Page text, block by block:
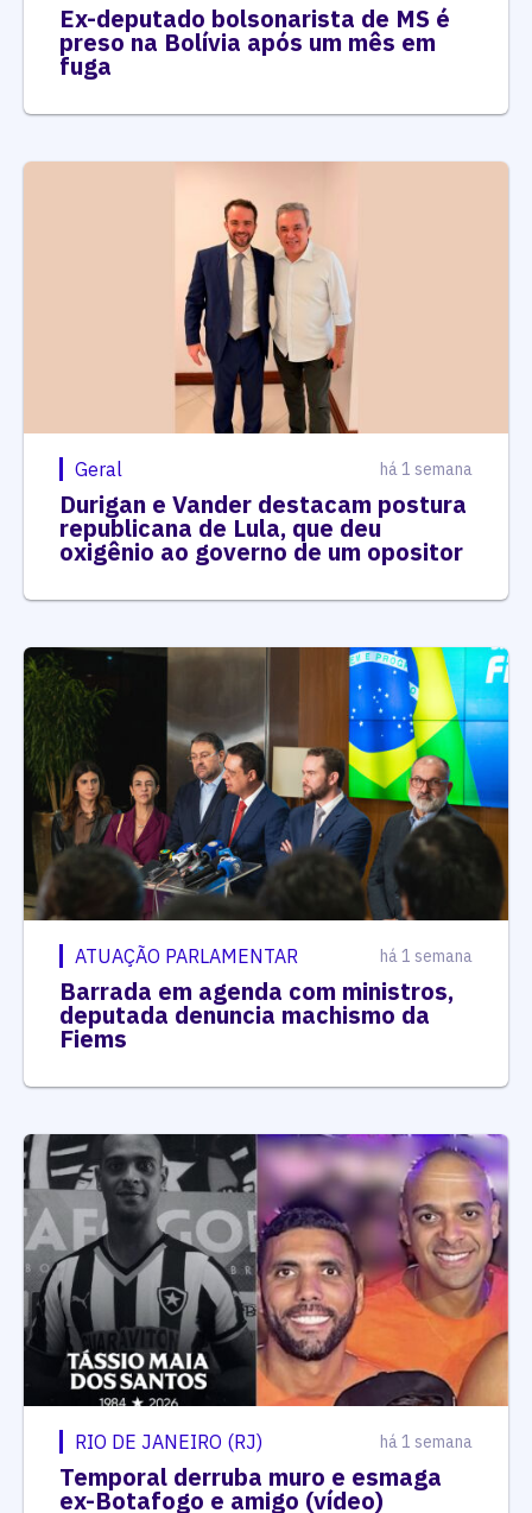
Ex-deputado bolsonarista de MS é
preso na Bolívia após um mês em
fuga
Geral há 1 semana
Durigan e Vander destacam postura
republicana de Lula, que deu
oxigênio ao governo de um opositor
ATUAÇÃO PARLAMENTAR há 1 semana
Barrada em agenda com ministros,
deputada denuncia machismo da
Fiems
RIO DE JANEIRO (RJ) há 1 semana
Temporal derruba muro e esmaga
ex-Botafogo e amigo (vídeo)